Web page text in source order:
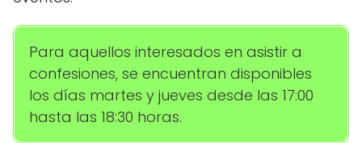
Para aquellos interesados en asistir a
confesiones, se encuentran disponibles
los días martes y jueves desde las 17:00
hasta las 18:30 horas.